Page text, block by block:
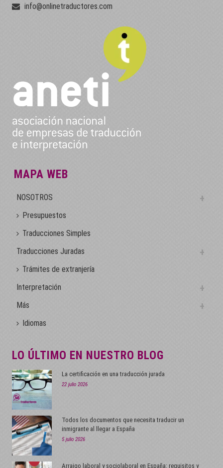
info@onlinetraductores.com
MAPA WEB
NOSOTROS
Presupuestos
Traducciones Simples
Traducciones Juradas
Trámites de extranjería
Interpretación
Más
Idiomas
LO ÚLTIMO EN NUESTRO BLOG
La certificación en una traducción jurada
22 julio 2026
Todos los documentos que necesita traducir un
inmigrante al llegar a España
5 julio 2026
Arraigo laboral y sociolaboral en España: requisitos y